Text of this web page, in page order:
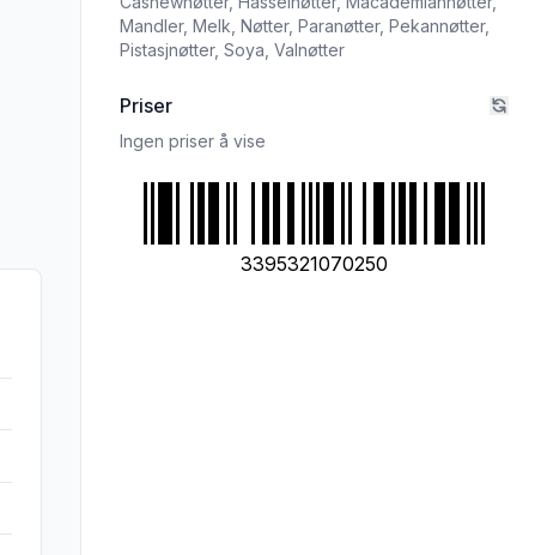
nøye om du har allergier, vi tar forbehold om at det kan være feil i
Mandler, Melk, Nøtter, Paranøtter, Pekannøtter,
Pistasjnøtter, Soya, Valnøtter
Priser
Ingen priser å vise
3395321070250